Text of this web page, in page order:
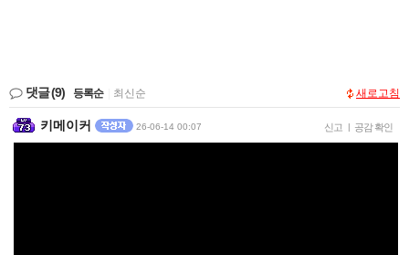
댓글(9) 등록순 최신순 새로고침
키메이커 26-06-14 00:07 신고 | 공감 확인